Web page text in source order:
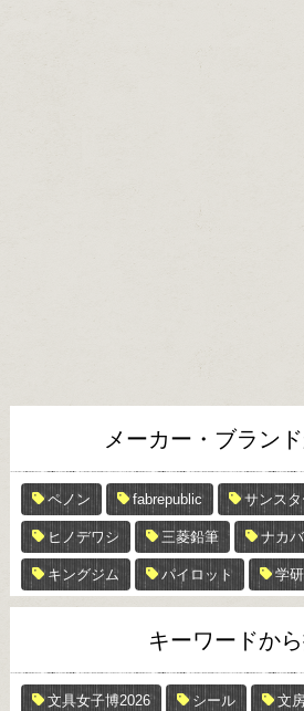
メーカー・ブラン
ペノン fabrepublic サンス
ヒノデワシ 三菱鉛筆 ナカ
キングジム パイロット 学
キーワードか
文具女子博2026 シール 文